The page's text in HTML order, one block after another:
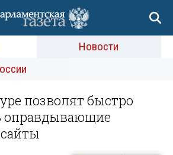
Новости
позволят быстро
оправдывающие